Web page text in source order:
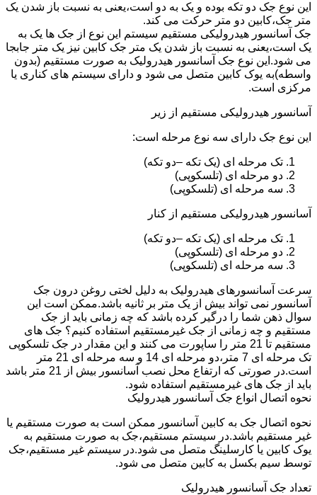
این نوع جک دو تکه بوده و یک به دو است،یعنی به نسبت باز شدن یک
متر جک،کابین دو متر حرکت می کند.
جک آسانسور هیدرولیکی مستقیم سیستم این نوع از جک ها یک به
یک است،یعنی به نسبت باز شدن یک متر جک کابین نیز یک متر جابجا
می شود.این نوع جک آسانسور هیدرولیک به صورت مستقیم (بدون
واسطه)به یوک کابین متصل می شود و دارای سیستم های کناری یا
مرکزی است.
آسانسور هیدرولیکی مستقیم از زیر
این نوع جک دارای سه نوع مرحله است:
تک مرحله ای (یک تکه –دو تکه)
دو مرحله ای (تلسکوپی)
سه مرحله ای (تلسکوپی)
آسانسور هیدرولیکی مستقیم از کنار
تک مرحله ای (یک تکه –دو تکه)
دو مرحله ای (تلسکوپی)
سه مرحله ای (تلسکوپی)
سرعت آسانسورهای هیدرولیک به دلیل لختی روغن درون جک
آسانسور نمی تواند بیش از یک متر بر ثانیه باشد.ممکن است این
سوال ذهن شما را درگیر کرده باشد که چه زمانی باید از جک
مستقیم و چه زمانی از جک غیرمستقیم استفاده کنیم؟ جک های
مستقیم تا 21 متر را ساپورت می کنند و این مقدار در جک تلسکوپی
تک مرحله ای 7 متر،دو مرحله ای 14 و سه مرحله ای 21 متر
است.در صورتی که ارتفاع محل نصب آسانسور بیش از 21 متر باشد
باید از جک های غیرمستقیم استفاده شود.
نحوه اتصال انواع جک آسانسور هیدرولیک
نحوه اتصال جک به کابین آسانسور ممکن است به صورت مستقیم یا
غیر مستقیم باشد.در سیستم مستقیم،جک به صورت مستقیم به
یوک کابین یا کارسلینگ متصل می شود.در سیستم غیر مستقیم،جک
توسط سیم بکسل به کابین متصل می شود.
تعداد جک آسانسور هیدرولیک